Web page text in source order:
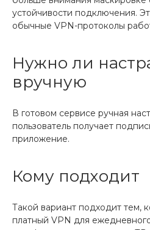
устойчивости подключения.
обычные VPN-протоколы
Нужно ли
вручную
В готовом сервисе ручная
пользователь получает
приложение.
Кому подходит
Такой вариант подходит тем,
платный VPN для